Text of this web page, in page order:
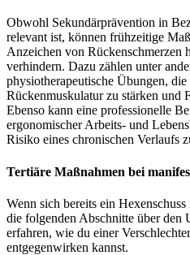
Obwohl Sekundärprävention in
relevant ist, können frühzeitige
Anzeichen von Rückenschmerzen
verhindern. Dazu zählen unter
physiotherapeutische Übungen,
Rückenmuskulatur zu stärken und
Ebenso kann eine professionelle
ergonomischer Arbeits- und
Risiko eines chronischen Verlaufs
Tertiäre Maßnahmen bei
Wenn sich bereits ein
die folgenden Abschnitte über den
erfahren, wie du einer
entgegenwirken kannst.